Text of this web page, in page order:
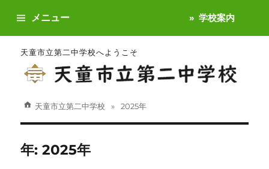
天童市立第二中学校へようこそ
メニュー 学校案内
天童市立第二中学校 2025年
年:2025年